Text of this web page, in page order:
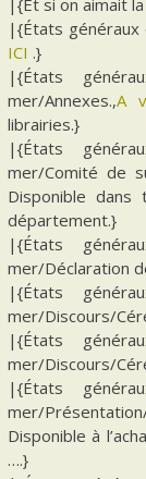
|{Et si on aimait la
|{États généraux
ICI .}
|{États
mer/Annexes.,A
librairies.}
|{États
mer/Comité de
Disponible
département.}
|{États
mer/Déclaration
|{États
mer/Discours/
|{États
mer/Discours/
|{États
mer/
Disponible à
….}